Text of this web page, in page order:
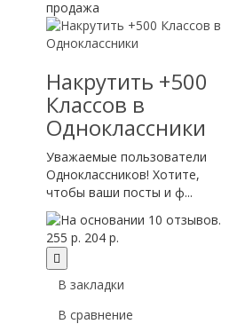
продажа
Накрутить +500
Классов в
Одноклассники
Уважаемые пользователи
Одноклассников! Хотите,
чтобы ваши посты и ф...
255 р. 204 р.
В закладки
В сравнение